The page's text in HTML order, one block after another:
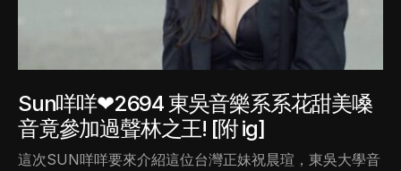
Sun咩咩❤2694 東吳音樂系系花甜美嗓
音竟參加過聲林之王! [附 ig]
這次SUN咩咩要來介紹這位台灣正妹祝晨瑄，東吳大學音